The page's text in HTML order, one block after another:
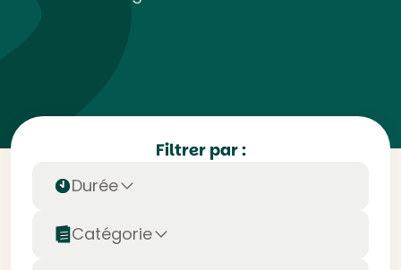
Filtrer par :
Durée
Catégorie